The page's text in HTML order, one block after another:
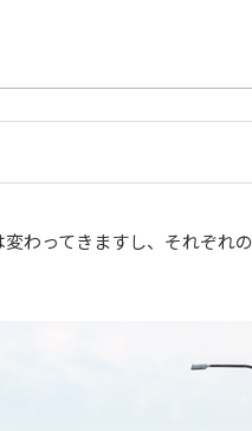
わってきますし、それぞれ